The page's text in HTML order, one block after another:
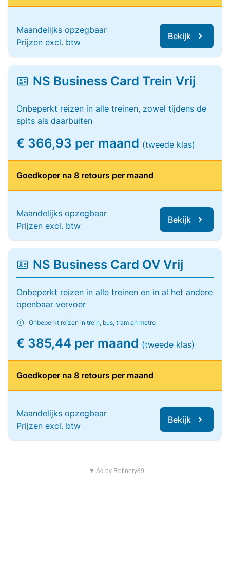
Maandelijks opzegbaar
Prijzen excl. btw
Bekijk
NS Business Card Trein Vrij
Onbeperkt reizen in alle treinen, zowel tijdens de
spits als daarbuiten
€ 366,93 per maand (tweede klas)
Goedkoper na 8 retours per maand
Maandelijks opzegbaar
Prijzen excl. btw
Bekijk
NS Business Card OV Vrij
Onbeperkt reizen in alle treinen en in al het andere
openbaar vervoer
Onbeperkt reizen in trein, bus, tram en metro
€ 385,44 per maand (tweede klas)
Goedkoper na 8 retours per maand
Maandelijks opzegbaar
Prijzen excl. btw
Bekijk
▼ Ad by Refinery89